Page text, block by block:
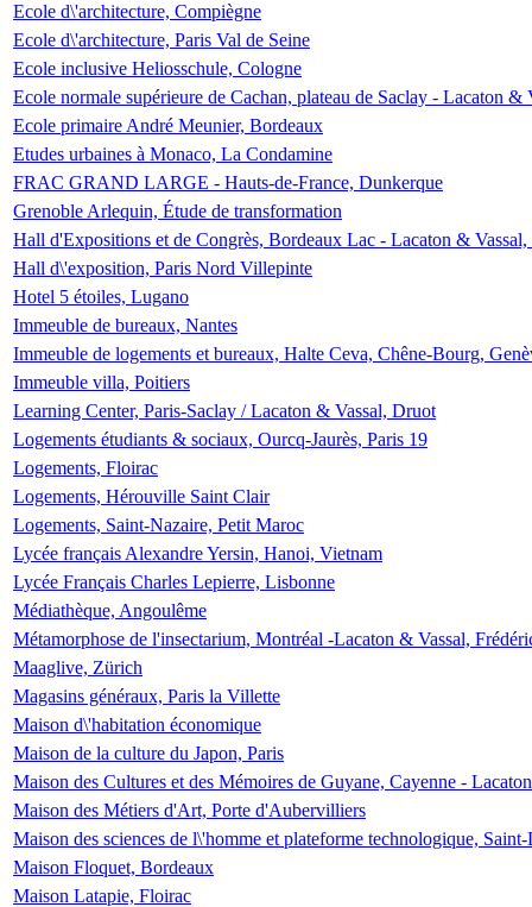
Ecole d\'architecture, Compiègne
Ecole d\'architecture, Paris Val de Seine
Ecole inclusive Heliosschule, Cologne
Ecole normale supérieure de Cachan, plateau de Saclay - Lacaton &
Ecole primaire André Meunier, Bordeaux
Etudes urbaines à Monaco, La Condamine
FRAC GRAND LARGE - Hauts-de-France, Dunkerque
Grenoble Arlequin, Étude de transformation
Hall d'Expositions et de Congrès, Bordeaux Lac - Lacaton &
Hall d\'exposition, Paris Nord Villepinte
Hotel 5 étoiles, Lugano
Immeuble de bureaux, Nantes
Immeuble de logements et bureaux, Halte Ceva, Chêne-Bourg,
Immeuble villa, Poitiers
Learning Center, Paris-Saclay / Lacaton & Vassal, Druot
Logements étudiants & sociaux, Ourcq-Jaurès, Paris 19
Logements, Floirac
Logements, Hérouville Saint Clair
Logements, Saint-Nazaire, Petit Maroc
Lycée français Alexandre Yersin, Hanoi, Vietnam
Lycée Français Charles Lepierre, Lisbonne
Médiathèque, Angoulême
Métamorphose de l'insectarium, Montréal -Lacaton & Vassal,
Maaglive, Zürich
Magasins généraux, Paris la Villette
Maison d\'habitation économique
Maison de la culture du Japon, Paris
Maison des Cultures et des Mémoires de Guyane, Cayenne -
Maison des Métiers d'Art, Porte d'Aubervilliers
Maison des sciences de l\'homme et plateforme technologique,
Maison Floquet, Bordeaux
Maison Latapie, Floirac